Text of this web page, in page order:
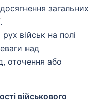
загальних
військ на полі
над
оточення або
військового